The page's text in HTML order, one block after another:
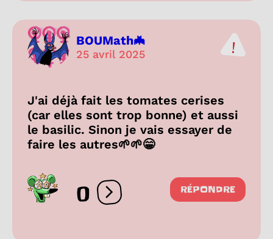
BOUMath🦇
25 avril 2025
J'ai déjà fait les tomates cerises
(car elles sont trop bonne) et aussi
le basilic. Sinon je vais essayer de
faire les autres🌱🌱😁
0 Ouvrir les réactions
RÉPONDRE